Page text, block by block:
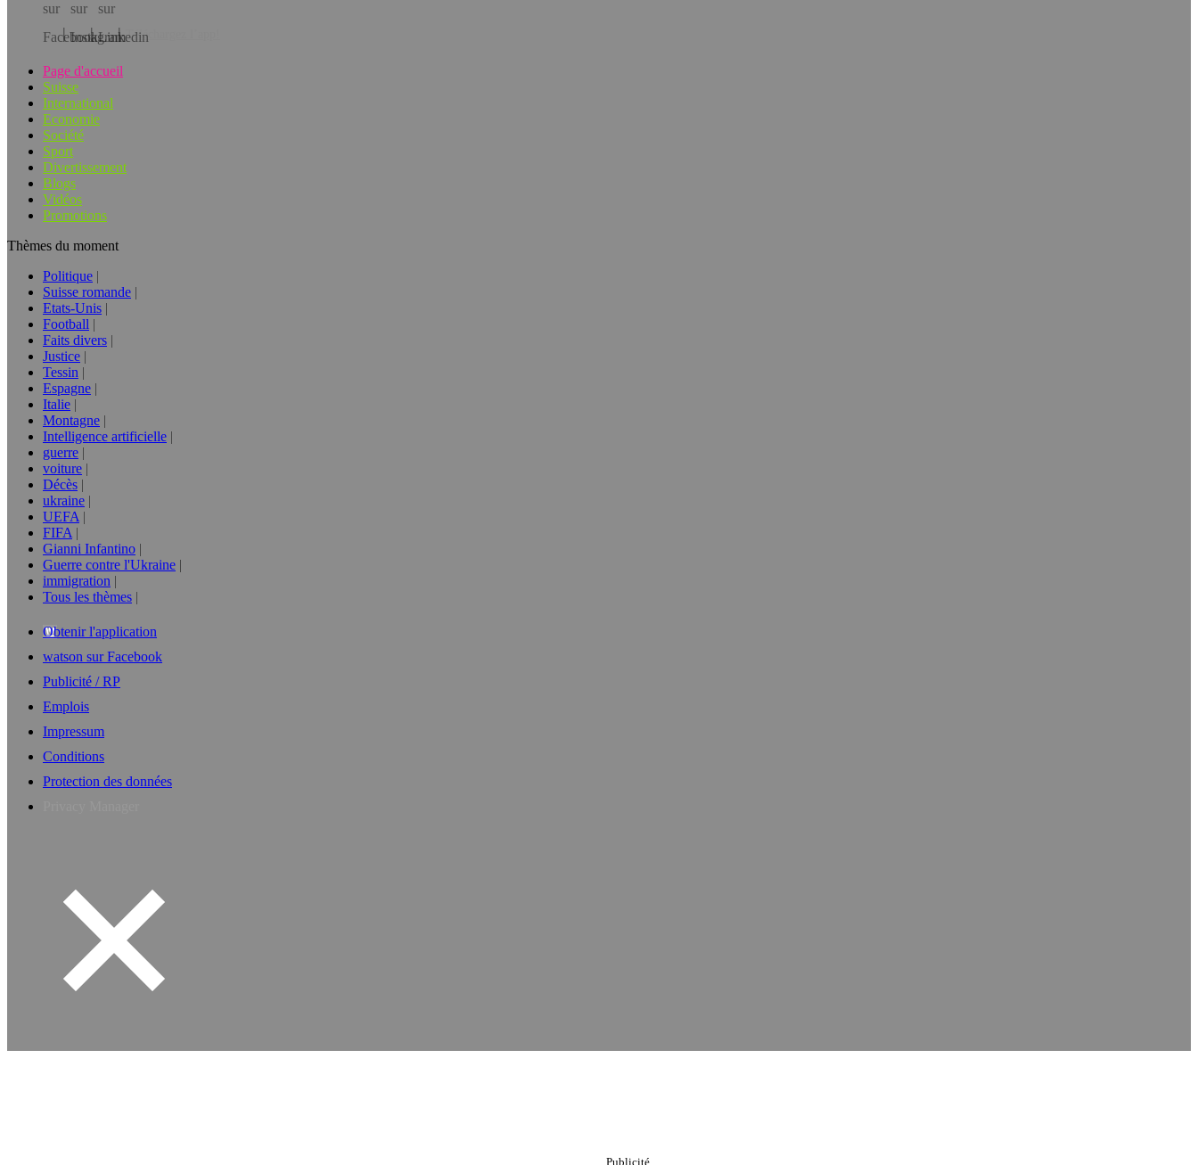
Téléchargez l’app!
Page d'accueil
Suisse
International
Economie
Société
Sport
Divertissement
Blogs
Vidéos
Promotions
Thèmes du moment
Politique
Suisse romande
Etats-Unis
Football
Faits divers
Justice
Tessin
Espagne
Italie
Montagne
Intelligence artificielle
guerre
voiture
Décès
ukraine
UEFA
FIFA
Gianni Infantino
Guerre contre l'Ukraine
immigration
Tous les thèmes
Obtenir l'application
watson sur Facebook
Publicité / RP
Emplois
Impressum
Conditions
Protection des données